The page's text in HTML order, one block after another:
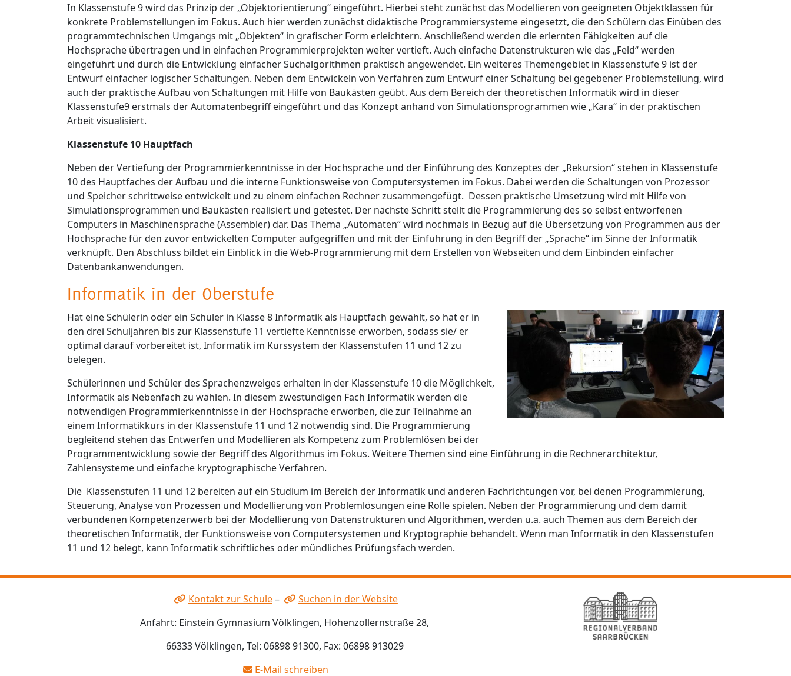
In Klassenstufe 9 wird das Prinzip der „Objektorientierung“ eingeführt. Hierbei steht zunächst das Modellieren von geeigneten Objektklassen für
konkrete Problemstellungen im Fokus. Auch hier werden zunächst didaktische Programmiersysteme eingesetzt, die den Schülern das Einüben des
programmtechnischen Umgangs mit „Objekten“ in grafischer Form erleichtern. Anschließend werden die erlernten Fähigkeiten auf die
Hochsprache übertragen und in einfachen Programmierprojekten weiter vertieft. Auch einfache Datenstrukturen wie das „Feld“ werden
eingeführt und durch die Entwicklung einfacher Suchalgorithmen praktisch angewendet. Ein weiteres Themengebiet in Klassenstufe 9 ist der
Entwurf einfacher logischer Schaltungen. Neben dem Entwickeln von Verfahren zum Entwurf einer Schaltung bei gegebener Problemstellung, wird
auch der praktische Aufbau von Schaltungen mit Hilfe von Baukästen geübt. Aus dem Bereich der theoretischen Informatik wird in dieser
Klassenstufe9 erstmals der Automatenbegriff eingeführt und das Konzept anhand von Simulationsprogrammen wie „Kara“ in der praktischen
Arbeit visualisiert.
Klassenstufe 10 Hauptfach
Neben der Vertiefung der Programmierkenntnisse in der Hochsprache und der Einführung des Konzeptes der „Rekursion“ stehen in Klassenstufe
10 des Hauptfaches der Aufbau und die interne Funktionsweise von Computersystemen im Fokus. Dabei werden die Schaltungen von Prozessor
und Speicher schrittweise entwickelt und zu einem einfachen Rechner zusammengefügt. Dessen praktische Umsetzung wird mit Hilfe von
Simulationsprogrammen und Baukästen realisiert und getestet. Der nächste Schritt stellt die Programmierung des so selbst entworfenen
Computers in Maschinensprache (Assembler) dar. Das Thema „Automaten“ wird nochmals in Bezug auf die Übersetzung von Programmen aus der
Hochsprache für den zuvor entwickelten Computer aufgegriffen und mit der Einführung in den Begriff der „Sprache“ im Sinne der Informatik
verknüpft. Den Abschluss bildet ein Einblick in die Web-Programmierung mit dem Erstellen von Webseiten und dem Einbinden einfacher
Datenbankanwendungen.
Informatik in der Oberstufe
Hat eine Schülerin oder ein Schüler in Klasse 8 Informatik als Hauptfach gewählt, so hat er in
den drei Schuljahren bis zur Klassenstufe 11 vertiefte Kenntnisse erworben, sodass sie/ er
optimal darauf vorbereitet ist, Informatik im Kurssystem der Klassenstufen 11 und 12 zu
belegen.
Schülerinnen und Schüler des Sprachenzweiges erhalten in der Klassenstufe 10 die Möglichkeit,
Informatik als Nebenfach zu wählen. In diesem zwestündigen Fach Informatik werden die
notwendigen Programmierkenntnisse in der Hochsprache erworben, die zur Teilnahme an
einem Informatikkurs in der Klassenstufe 11 und 12 notwendig sind. Die Programmierung
begleitend stehen das Entwerfen und Modellieren als Kompetenz zum Problemlösen bei der
Programmentwicklung sowie der Begriff des Algorithmus im Fokus. Weitere Themen sind eine Einführung in die Rechnerarchitektur,
Zahlensysteme und einfache kryptographische Verfahren.
Die Klassenstufen 11 und 12 bereiten auf ein Studium im Bereich der Informatik und anderen Fachrichtungen vor, bei denen Programmierung,
Steuerung, Analyse von Prozessen und Modellierung von Problemlösungen eine Rolle spielen. Neben der Programmierung und dem damit
verbundenen Kompetenzerwerb bei der Modellierung von Datenstrukturen und Algorithmen, werden u.a. auch Themen aus dem Bereich der
theoretischen Informatik, der Funktionsweise von Computersystemen und Kryptographie behandelt. Wenn man Informatik in den Klassenstufen
11 und 12 belegt, kann Informatik schriftliches oder mündliches Prüfungsfach werden.
Kontakt zur Schule–
Suchen in der Website
Anfahrt: Einstein Gymnasium Völklingen, Hohenzollernstraße 28,
66333 Völklingen, Tel: 06898 91300, Fax: 06898 913029
E-Mail schreiben